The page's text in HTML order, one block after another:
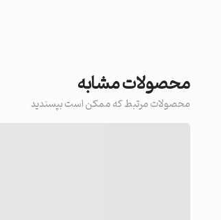
محصولات مشابه
محصولات مرتبط که ممکن است بپسندید